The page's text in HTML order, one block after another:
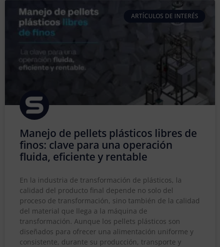
ARTÍCULOS DE INTERÉS
Manejo de pellets plásticos libres de
finos: clave para una operación
fluida, eficiente y rentable
En la industria de transformación de plásticos, la
calidad del producto final depende no solo del
proceso de transformación, sino también de la calidad
del material que llega a la máquina de
transformación. Aunque los pellets plásticos son
diseñados para ofrecer una alimentación uniforme y
consistente, durante su producción, transporte y